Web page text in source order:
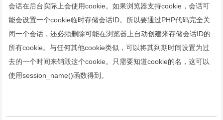
会话在后台实际上会使用cookie。如果浏览器支持cookie，会话可
能会设置一个cookie临时存储会话ID。所以要通过PHP代码完全关
闭一个会话，还必须删除可能在浏览器上自动创建来存储会话ID的
所有cookie。与任何其他cookie类似，可以将其到期时间设置为过
去的一个时间来销毁这个cookie。只需要知道cookie的名，这可以
使用session_name()函数得到。